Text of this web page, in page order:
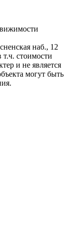
наб., 12
стоимости
и не является
могут быть